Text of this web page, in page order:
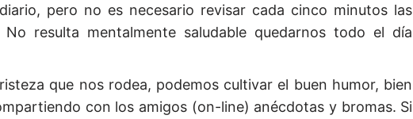
pero no es necesario revisar cada cinco minutos las
resulta mentalmente saludable quedarnos todo el día
que nos rodea, podemos cultivar el buen humor, bien
con los amigos (on-line) anécdotas y bromas. Si